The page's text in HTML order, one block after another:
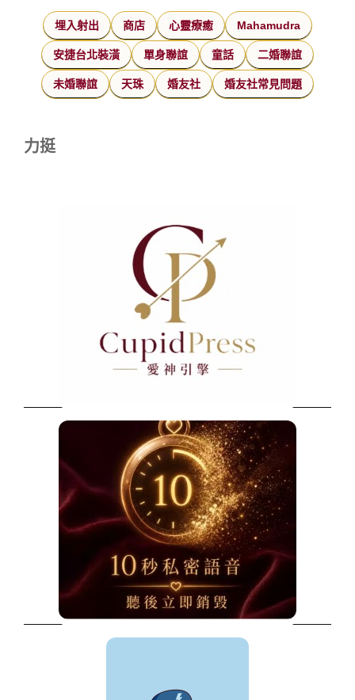
埋入射出 商店 心靈療癒 Mahamudra
安捷台北裝潢 單身聯誼 童話 二婚聯誼
未婚聯誼 天珠 婚友社 婚友社常見問題
力挺